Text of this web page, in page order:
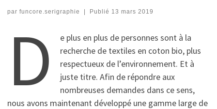
par funcore.serigraphie | Publié 13 mars 2019
D
e plus en plus de personnes sont à la
recherche de textiles en coton bio, plus
respectueux de l’environnement. Et à
juste titre. Afin de répondre aux
nombreuses demandes dans ce sens,
nous avons maintenant développé une gamme large de